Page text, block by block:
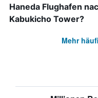
Haneda Flughafen
Kabukicho Tower?
Mehr